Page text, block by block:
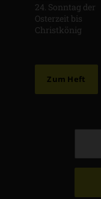
24. Sonntag der
Osterzeit bis
Christkönig
Zum Heft